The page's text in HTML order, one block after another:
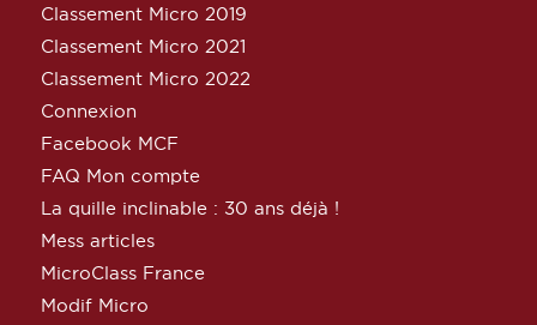
Classement Micro 2019
Classement Micro 2021
Classement Micro 2022
Connexion
Facebook MCF
FAQ Mon compte
La quille inclinable : 30 ans déjà !
Mess articles
MicroClass France
Modif Micro